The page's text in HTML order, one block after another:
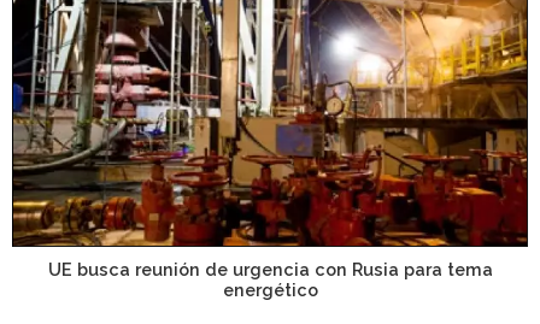
UE busca reunión de urgencia con Rusia para tema
energético